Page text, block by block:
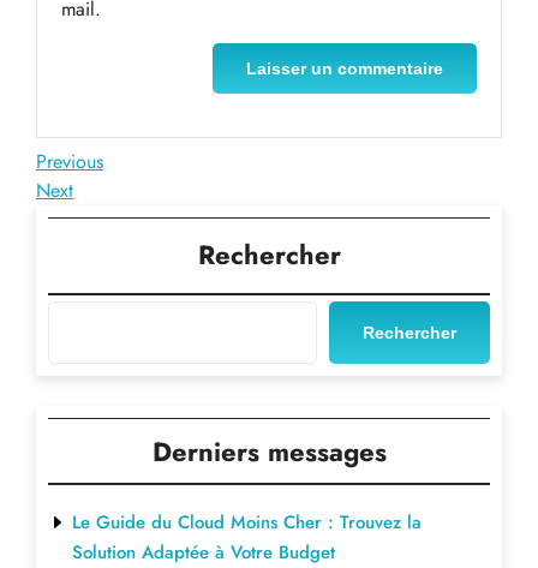
mail.
Navigation
de
Previous
Post
Previous
Next
Post
Next
Rechercher
Rechercher
Derniers messages
Le Guide du Cloud Moins Cher : Trouvez la
Solution Adaptée à Votre Budget